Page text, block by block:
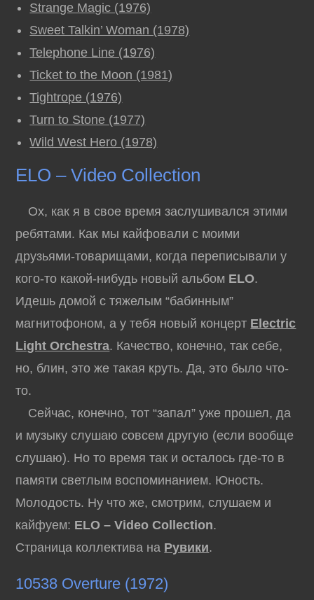
Strange Magic (1976)
Sweet Talkin’ Woman (1978)
Telephone Line (1976)
Ticket to the Moon (1981)
Tightrope (1976)
Turn to Stone (1977)
Wild West Hero (1978)
ELO – Video Collection
Ох, как я в свое время заслушивался этими
ребятами. Как мы кайфовали с моими
друзьями-товарищами, когда переписывали у
кого-то какой-нибудь новый альбом ELO.
Идешь домой с тяжелым “бабинным”
магнитофоном, а у тебя новый концерт Electric
Light Orchestra. Качество, конечно, так себе,
но, блин, это же такая круть. Да, это было что-
то.
Сейчас, конечно, тот “запал” уже прошел, да
и музыку слушаю совсем другую (если вообще
слушаю). Но то время так и осталось где-то в
памяти светлым воспоминанием. Юность.
Молодость. Ну что же, смотрим, слушаем и
кайфуем: ELO – Video Collection.
Страница коллектива на Рувики.
10538 Overture (1972)